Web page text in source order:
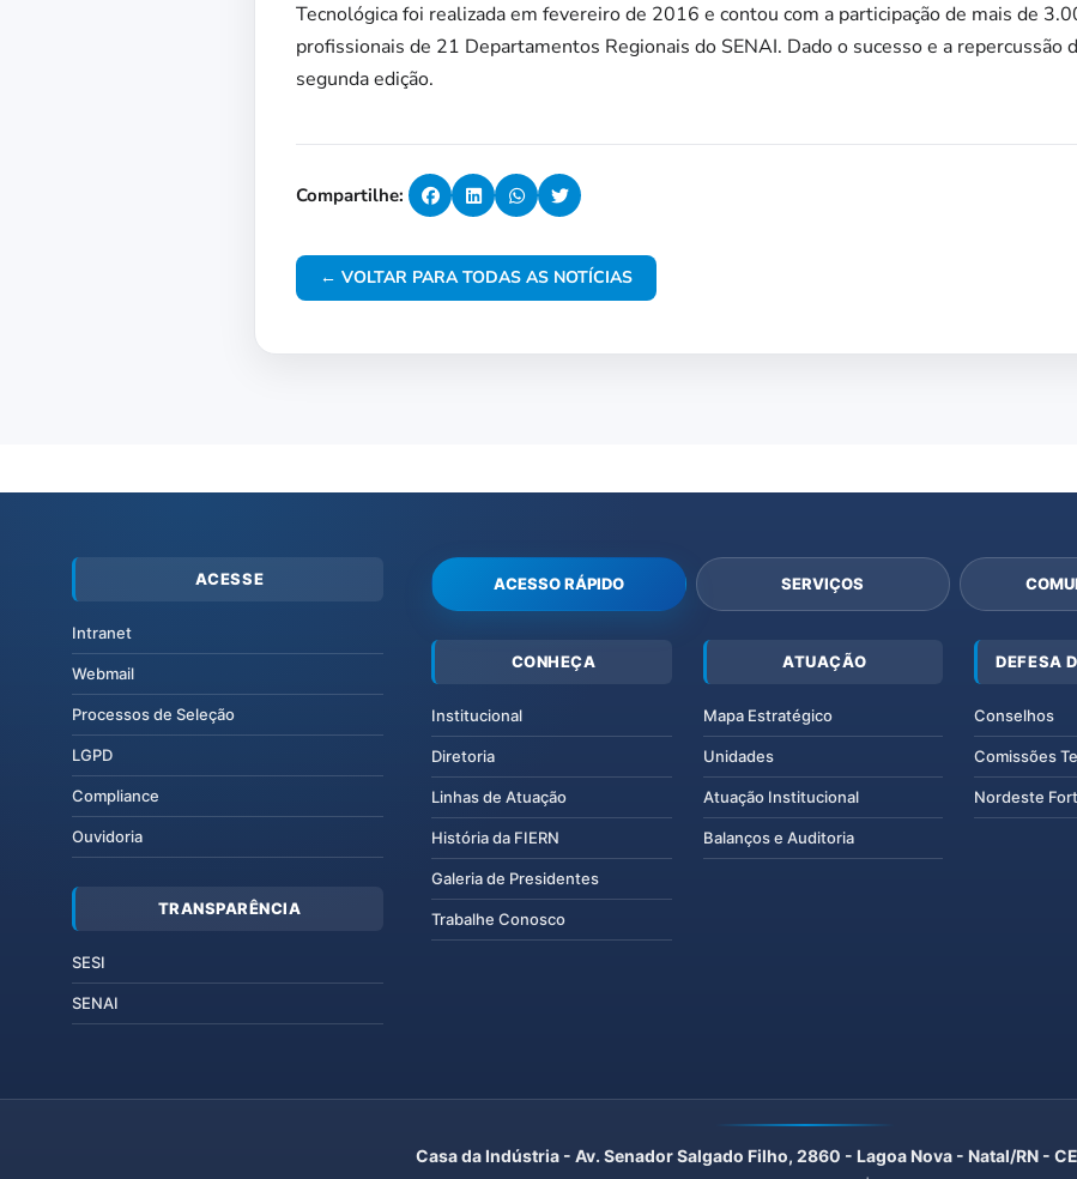
Tecnológica foi realizada em fevereiro de 2016 e contou com a participação de mais de
profissionais de 21 Departamentos Regionais do SENAI. Dado o sucesso e a repercussão
segunda edição.
Compartilhe:
← VOLTAR PARA TODAS AS NOTÍCIAS
ACESSE
Intranet
Webmail
Processos de Seleção
LGPD
Compliance
Ouvidoria
TRANSPARÊNCIA
SESI
SENAI
ACESSO RÁPIDO SERVIÇOS
CONHEÇA
Institucional
Diretoria
Linhas de Atuação
História da FIERN
Galeria de Presidentes
Trabalhe Conosco
ATUAÇÃO
Mapa Estratégico
Unidades
Atuação Institucional
Balanços e Auditoria
DEFESA
Conselhos
Comissões
Nordeste
Casa da Indústria - Av. Senador Salgado Filho, 2860 - Lagoa Nova - Natal/RN -